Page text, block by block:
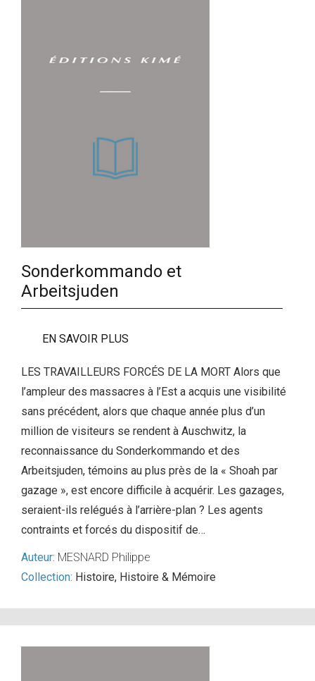
Sonderkommando et
Arbeitsjuden
EN SAVOIR PLUS
LES TRAVAILLEURS FORCÉS DE LA MORT Alors que
l’ampleur des massacres à l’Est a acquis une visibilité
sans précédent, alors que chaque année plus d’un
million de visiteurs se rendent à Auschwitz, la
reconnaissance du Sonderkommando et des
Arbeitsjuden, témoins au plus près de la « Shoah par
gazage », est encore difficile à acquérir. Les gazages,
seraient-ils relégués à l’arrière-plan ? Les agents
contraints et forcés du dispositif de…
Auteur: MESNARD Philippe
Collection: Histoire, Histoire & Mémoire